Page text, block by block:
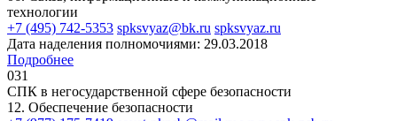
технологии
+7 (495) 742-5353 spksvyaz@bk.ru spksvyaz.ru
Дата наделения полномочиями: 29.03.2018
Подробнее
031
СПК в негосударственной сфере безопасности
12. Обеспечение безопасности